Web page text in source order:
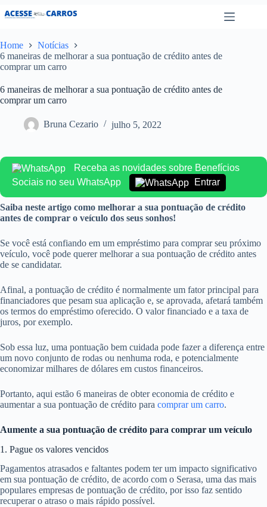
Pular
para
conteúdo
Home
Notícias
6 maneiras de melhorar a sua pontuação de crédito antes de
comprar um carro
6 maneiras de melhorar a sua pontuação de crédito antes de
comprar um carro
Bruna Cezario julho 5, 2022
Receba as novidades sobre Benefícios
Sociais no seu WhatsApp
Entrar
Saiba neste artigo como melhorar a sua pontuação de crédito
antes de comprar o veículo dos seus sonhos!
Se você está confiando em um empréstimo para comprar seu próximo
veículo, você pode querer melhorar a sua pontuação de crédito antes
de se candidatar.
Afinal, a pontuação de crédito é normalmente um fator principal para
financiadores que pesam sua aplicação e, se aprovada, afetará também
os termos do empréstimo oferecido. O valor financiado e a taxa de
juros, por exemplo.
Sob essa luz, uma pontuação bem cuidada pode fazer a diferença entre
um novo conjunto de rodas ou nenhuma roda, e potencialmente
economizar milhares de dólares em custos financeiros.
Portanto, aqui estão 6 maneiras de obter economia de crédito e
aumentar a sua pontuação de crédito para comprar um carro.
Aumente a sua pontuação de crédito para comprar um veículo
1. Pague os valores vencidos
Pagamentos atrasados e faltantes podem ter um impacto significativo
em sua pontuação de crédito, de acordo com o Serasa, uma das mais
populares empresas de pontuação de crédito, por isso faz sentido
recuperar o atraso o mais rápido possível.